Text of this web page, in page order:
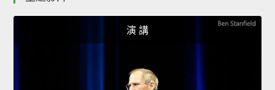
演 講